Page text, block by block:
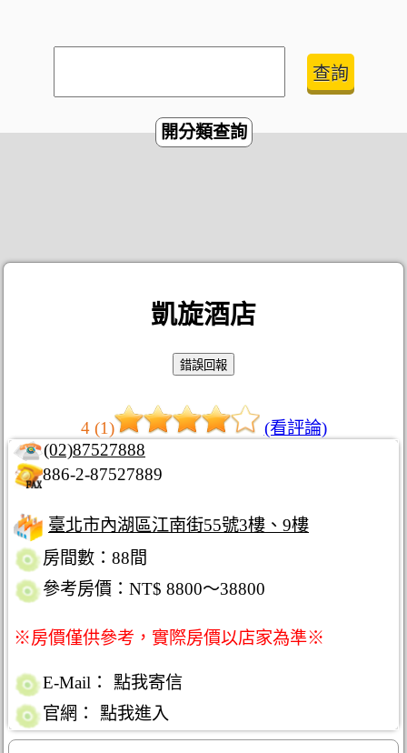
開分類查詢
凱旋酒店
4 (1)
(看評論)
(02)87527888
886-2-87527889
臺北市內湖區江南街55號3樓、9樓
房間數：88間
參考房價：NT$ 8800～38800
※房價僅供參考，實際房價以店家為準※
E-Mail：
點我寄信
官網：
點我進入